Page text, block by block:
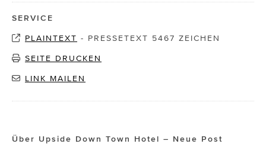
SERVICE
PLAINTEXT - PRESSETEXT 5467 ZEICHEN
SEITE DRUCKEN
LINK MAILEN
Über Upside Down Town Hotel – Neue Post